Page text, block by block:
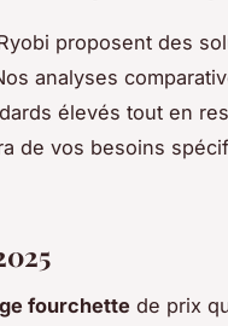
proposent des
analyses
élevés tout en
de vos besoins
fourchette de prix